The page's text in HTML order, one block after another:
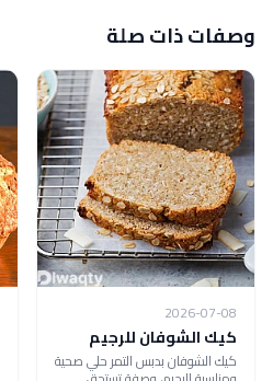
وصفات ذات صلة
2026-07-08
كيك الشوفان للرجيم
كيك الشوفان بدبس التمر حلي صحية